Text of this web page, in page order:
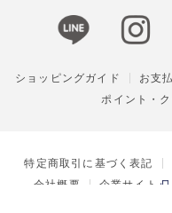
ショッピングガイド お支
ポイント・
特定商取引に基づく表記
会社概要
企業サイト